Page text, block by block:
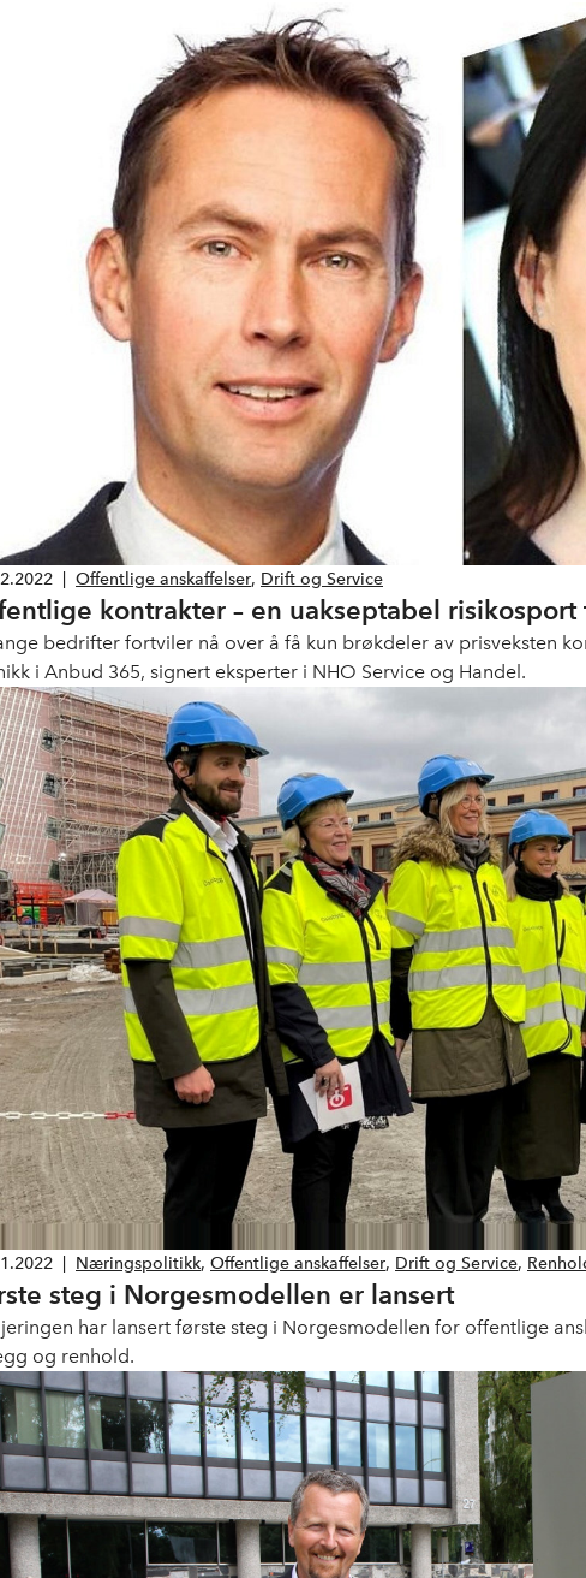
Offentlige anskaffelser, Drift og Service
kontrakter – en uakseptabel
bedrifter fortviler nå over å få kun brøkdeler av prisveksten
i Anbud 365, signert eksperter i NHO Service og Handel.
Næringspolitikk, Offentlige anskaffelser, Drift og Service,
steg i Norgesmodellen er lansert
har lansert første steg i Norgesmodellen for offentlige
og renhold.